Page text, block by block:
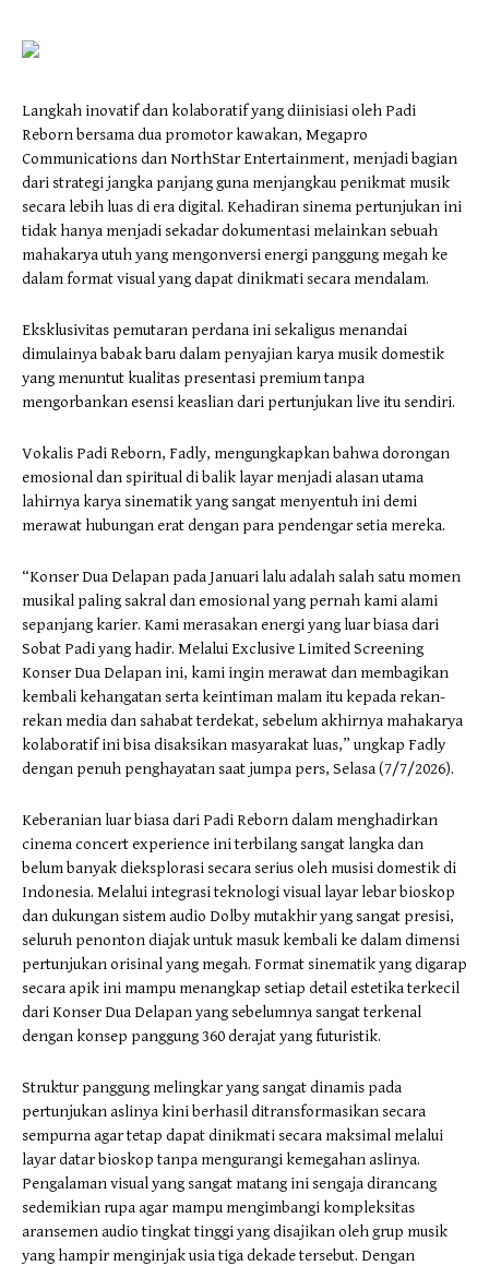
​Langkah inovatif dan kolaboratif yang diinisiasi oleh Padi
Reborn bersama dua promotor kawakan, Megapro
Communications dan NorthStar Entertainment, menjadi bagian
dari strategi jangka panjang guna menjangkau penikmat musik
secara lebih luas di era digital. Kehadiran sinema pertunjukan ini
tidak hanya menjadi sekadar dokumentasi melainkan sebuah
mahakarya utuh yang mengonversi energi panggung megah ke
dalam format visual yang dapat dinikmati secara mendalam.
Eksklusivitas pemutaran perdana ini sekaligus menandai
dimulainya babak baru dalam penyajian karya musik domestik
yang menuntut kualitas presentasi premium tanpa
mengorbankan esensi keaslian dari pertunjukan live itu sendiri.
​Vokalis Padi Reborn, Fadly, mengungkapkan bahwa dorongan
emosional dan spiritual di balik layar menjadi alasan utama
lahirnya karya sinematik yang sangat menyentuh ini demi
merawat hubungan erat dengan para pendengar setia mereka.
“Konser Dua Delapan pada Januari lalu adalah salah satu momen
musikal paling sakral dan emosional yang pernah kami alami
sepanjang karier. Kami merasakan energi yang luar biasa dari
Sobat Padi yang hadir. Melalui Exclusive Limited Screening
Konser Dua Delapan ini, kami ingin merawat dan membagikan
kembali kehangatan serta keintiman malam itu kepada rekan-
rekan media dan sahabat terdekat, sebelum akhirnya mahakarya
kolaboratif ini bisa disaksikan masyarakat luas,” ungkap Fadly
dengan penuh penghayatan saat jumpa pers, Selasa (7/7/2026).
​Keberanian luar biasa dari Padi Reborn dalam menghadirkan
cinema concert experience ini terbilang sangat langka dan
belum banyak dieksplorasi secara serius oleh musisi domestik di
Indonesia. Melalui integrasi teknologi visual layar lebar bioskop
dan dukungan sistem audio Dolby mutakhir yang sangat presisi,
seluruh penonton diajak untuk masuk kembali ke dalam dimensi
pertunjukan orisinal yang megah. Format sinematik yang digarap
secara apik ini mampu menangkap setiap detail estetika terkecil
dari Konser Dua Delapan yang sebelumnya sangat terkenal
dengan konsep panggung 360 derajat yang futuristik.
​Struktur panggung melingkar yang sangat dinamis pada
pertunjukan aslinya kini berhasil ditransformasikan secara
sempurna agar tetap dapat dinikmati secara maksimal melalui
layar datar bioskop tanpa mengurangi kemegahan aslinya.
Pengalaman visual yang sangat matang ini sengaja dirancang
sedemikian rupa agar mampu mengimbangi kompleksitas
aransemen audio tingkat tinggi yang disajikan oleh grup musik
yang hampir menginjak usia tiga dekade tersebut. Dengan